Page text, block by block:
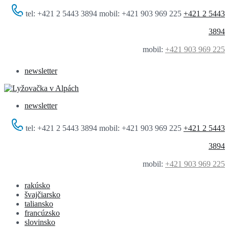
tel: +421 2 5443 3894 mobil: +421 903 969 225 +421 2 5443
3894
mobil: +421 903 969 225
newsletter
newsletter
tel: +421 2 5443 3894 mobil: +421 903 969 225 +421 2 5443
3894
mobil: +421 903 969 225
rakúsko
švajčiarsko
taliansko
francúzsko
slovinsko